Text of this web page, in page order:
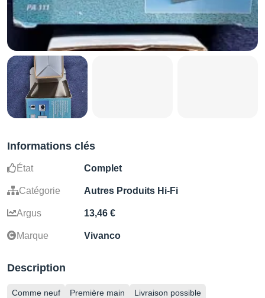
Informations clés
État Complet
Catégorie Autres Produits Hi-Fi
Argus 13,46 €
Marque Vivanco
Description
Comme neuf Première main Livraison possible